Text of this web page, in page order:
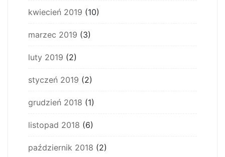
kwiecień 2019 (10)
marzec 2019 (3)
luty 2019 (2)
styczeń 2019 (2)
grudzień 2018 (1)
listopad 2018 (6)
październik 2018 (2)